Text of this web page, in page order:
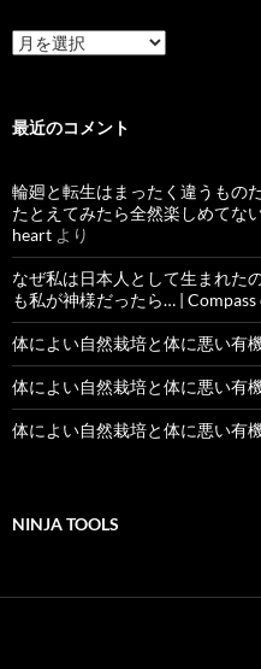
過
去
最近のコメント
輪廻と転生はまったく違うもの
たとえてみたら全然楽しめてな
heart より
なぜ私は日本人として生まれた
も私が神様だったら… |
体によい自然栽培と体に悪い有
体によい自然栽培と体に悪い有
体によい自然栽培と体に悪い有
NINJA TOOLS